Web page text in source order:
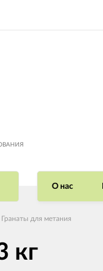
О нас
Гранаты для метания
кг